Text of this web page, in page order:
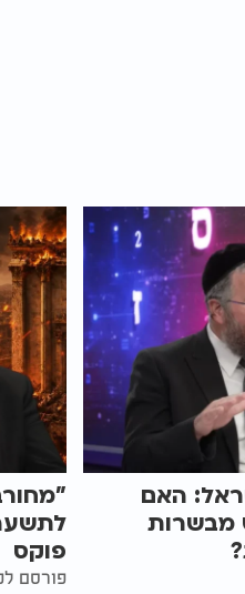
האם
מבשרות
פוקס
פורסם